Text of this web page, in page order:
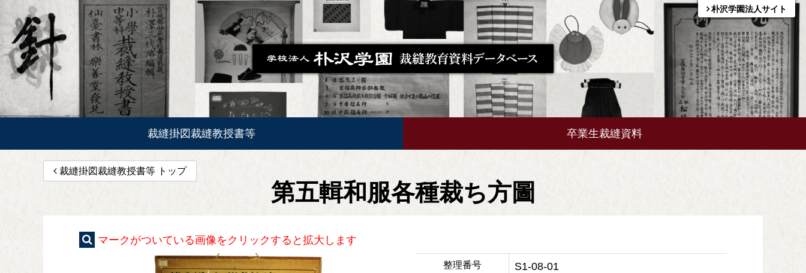
朴沢学園法人サイト
裁縫掛図 裁縫教授書等 卒業生裁縫資料
裁縫掛図裁縫教授書等 トップ
第五輯和服各種裁ち方圖
マークがついている画像を クリックすると拡大します
整理番号 S1-08-01